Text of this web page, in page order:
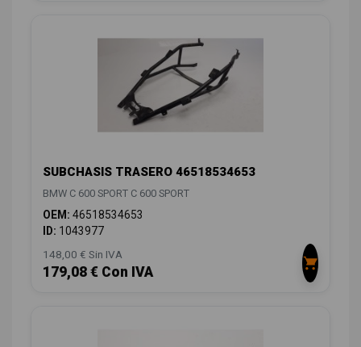
SUBCHASIS TRASERO 46518534653
BMW C 600 SPORT C 600 SPORT
OEM: 46518534653
ID: 1043977
148,00 € Sin IVA
179,08 € Con IVA